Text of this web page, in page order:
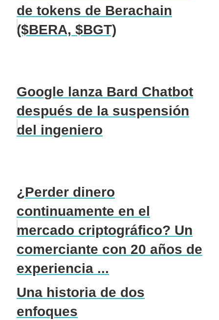
de tokens de Berachain
($BERA, $BGT)
Google lanza Bard Chatbot
después de la suspensión
del ingeniero
¿Perder dinero
continuamente en el
mercado criptográfico? Un
comerciante con 20 años de
experiencia ...
Una historia de dos
enfoques